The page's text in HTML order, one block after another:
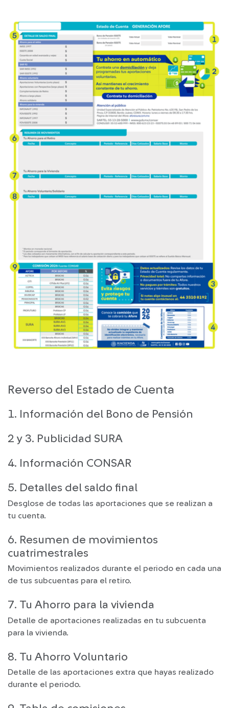
Reverso del Estado de Cuenta
1. Información del Bono de Pensión
2 y 3. Publicidad SURA
4. Información CONSAR
5. Detalles del saldo final
Desglose de todas las aportaciones que se realizan a
tu cuenta.
6. Resumen de movimientos
cuatrimestrales
Movimientos realizados durante el periodo en cada una
de tus subcuentas para el retiro.
7. Tu Ahorro para la vivienda
Detalle de aportaciones realizadas en tu subcuenta
para la vivienda.
8. Tu Ahorro Voluntario
Detalle de las aportaciones extra que hayas realizado
durante el periodo.